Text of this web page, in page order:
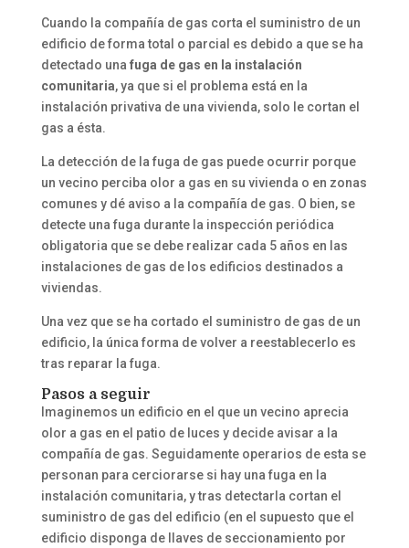
Cuando la compañía de gas corta el suministro de un
edificio de forma total o parcial es debido a que se ha
detectado una fuga de gas en la instalación
comunitaria, ya que si el problema está en la
instalación privativa de una vivienda, solo le cortan el
gas a ésta.
La detección de la fuga de gas puede ocurrir porque
un vecino perciba olor a gas en su vivienda o en zonas
comunes y dé aviso a la compañía de gas. O bien, se
detecte una fuga durante la inspección periódica
obligatoria que se debe realizar cada 5 años en las
instalaciones de gas de los edificios destinados a
viviendas.
Una vez que se ha cortado el suministro de gas de un
edificio, la única forma de volver a reestablecerlo es
tras reparar la fuga.
Pasos a seguir
Imaginemos un edificio en el que un vecino aprecia
olor a gas en el patio de luces y decide avisar a la
compañía de gas. Seguidamente operarios de esta se
personan para cerciorarse si hay una fuga en la
instalación comunitaria, y tras detectarla cortan el
suministro de gas del edificio (en el supuesto que el
edificio disponga de llaves de seccionamiento por